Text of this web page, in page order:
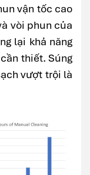
vận tốc cao
vòi phun của
lại khả năng
thiết. Súng
vượt trội là